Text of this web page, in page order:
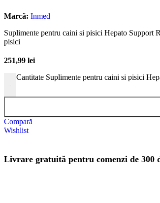
Marcă: Inmed
Suplimente pentru caini si pisici Hepato Support
pisici
251,99 lei
-
Cantitate Suplimente pentru caini si pisici
Compară
Wishlist
Livrare gratuită pentru comenzi de 300